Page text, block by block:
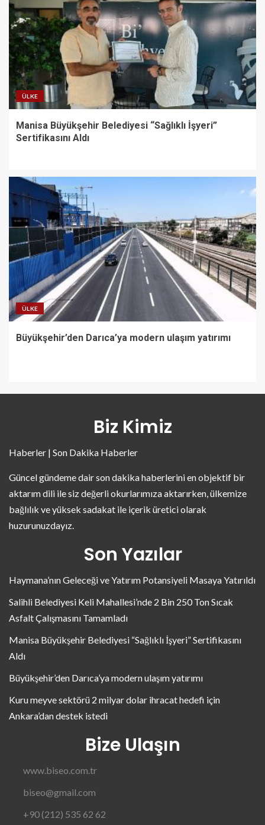
ÜLKE
Manisa Büyükşehir Belediyesi “Sağlıklı İşyeri”
Sertifikasını Aldı
ÜLKE
Büyükşehir’den Darıca’ya modern ulaşım yatırımı
Biz Kimiz
Haberler | Son Dakika Haberler
Güncel gündeme dair son dakika haberlerini en objektif bir
aktarım dili ile siz değerli okurlarımıza aktarırken, ülkemize
bağlılık ve yüksek sadakat ile içerik üretici olarak
huzurunuzdayız.
Son Yazılar
Haymana’nın Geleceği ve Yatırım Potansiyeli Masaya Yatırıldı
Salihli Belediyesi Keli Mahallesi’nde 2 Bin 250 Ton Sıcak
Asfalt Çalışmasını Tamamladı
Manisa Büyükşehir Belediyesi “Sağlıklı İşyeri” Sertifikasını
Aldı
Büyükşehir’den Darıca’ya modern ulaşım yatırımı
Kuru meyve sektörü 2 milyar dolar ihracat hedefi için
Ankara’dan destek istedi
Bize Ulaşın
www.biseo.com.tr
biseo@gmail.com
+90 (212) 535 62 62